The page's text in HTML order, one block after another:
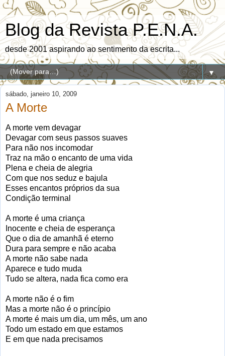
Blog da Revista P.E.N.A.
desde 2001 aspirando ao sentimento da escrita...
▼
sábado, janeiro 10, 2009
A Morte
A morte vem devagar
Devagar com seus passos suaves
Para não nos incomodar
Traz na mão o encanto de uma vida
Plena e cheia de alegria
Com que nos seduz e bajula
Esses encantos próprios da sua
Condição terminal
A morte é uma criança
Inocente e cheia de esperança
Que o dia de amanhã é eterno
Dura para sempre e não acaba
A morte não sabe nada
Aparece e tudo muda
Tudo se altera, nada fica como era
A morte não é o fim
Mas a morte não é o princípio
A morte é mais um dia, um mês, um ano
Todo um estado em que estamos
E em que nada precisamos